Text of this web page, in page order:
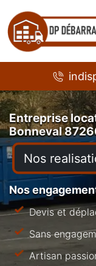
Entreprise
Bonneval
Nos
Nos
Devis et
Sans
Artisan